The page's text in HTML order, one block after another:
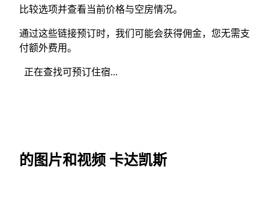
比较选项并查看当前价格与空房情况。
通过这些链接预订时，我们可能会获得佣金，您无需支
付额外费用。
正在查找可预订住宿...
的图片和视频 卡达凯斯